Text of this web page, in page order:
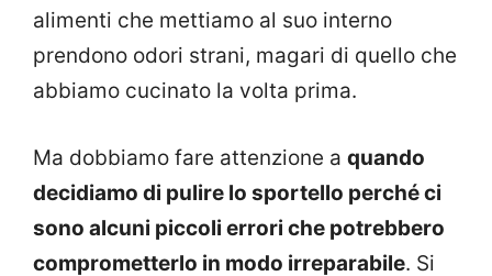
alimenti che mettiamo al suo interno
prendono odori strani, magari di quello che
abbiamo cucinato la volta prima.
Ma dobbiamo fare attenzione a quando
decidiamo di pulire lo sportello perché ci
sono alcuni piccoli errori che potrebbero
comprometterlo in modo irreparabile. Si